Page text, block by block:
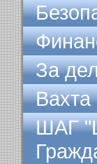
За
Вахта
ШАГ